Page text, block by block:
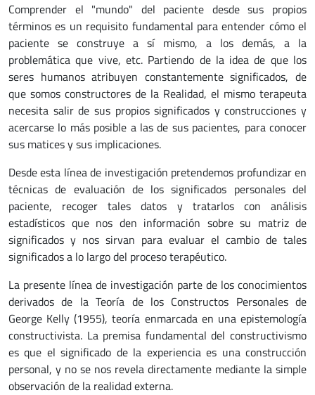
Comprender el "mundo" del paciente desde sus propios
términos es un requisito fundamental para entender cómo el
paciente se construye a sí mismo, a los demás, a la
problemática que vive, etc. Partiendo de la idea de que los
seres humanos atribuyen constantemente significados, de
que somos constructores de la Realidad, el mismo terapeuta
necesita salir de sus propios significados y construcciones y
acercarse lo más posible a las de sus pacientes, para conocer
sus matices y sus implicaciones.
Desde esta línea de investigación pretendemos profundizar en
técnicas de evaluación de los significados personales del
paciente, recoger tales datos y tratarlos con análisis
estadísticos que nos den información sobre su matriz de
significados y nos sirvan para evaluar el cambio de tales
significados a lo largo del proceso terapéutico.
La presente línea de investigación parte de los conocimientos
derivados de la Teoría de los Constructos Personales de
George Kelly (1955), teoría enmarcada en una epistemología
constructivista. La premisa fundamental del constructivismo
es que el significado de la experiencia es una construcción
personal, y no se nos revela directamente mediante la simple
observación de la realidad externa.